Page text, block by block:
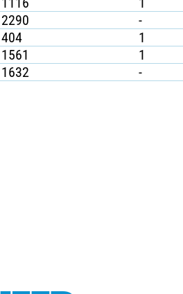
2290 -
404 1
1561 1
1632 -